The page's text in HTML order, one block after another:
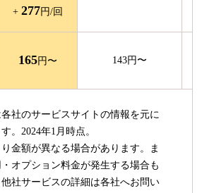
+277円/回
165円〜 143円〜
社のサービスサイトの情報を元に
。2024年1月時点。
金額が異なる場合があります。ま
オプション料金が発生する場合も
社サービスの詳細は各社へお問い